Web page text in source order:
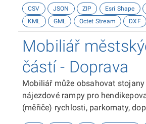
udržovat přehled o městském
převzata z pasportu zeleně a v
Naplnění a údržba dat je v
jednotlivých úřadů městských
v rozsahu mapovaných prvků,
způsobu aktualizace. Některé
nejsou zmapovány
najdete v dokumentaci. Data
souřadnicovém systému GCS
CSV JSON ZIP Esri Shape
KML
GML Octet Stream DXF
Mobiliář
částí - Doprava
Mobiliář může obsahovat
nájezdové rampy pro
(měřiče) rychlosti, parkomaty,